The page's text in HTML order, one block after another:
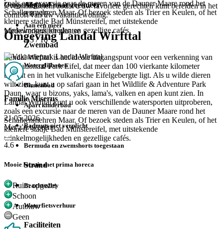
zoals een excursie naar de meren van de Dauner Maare rond het
Schalkenmehren Maar. Of bezoek steden als Trier en Keulen, of het
kleinere stadje Bad Münstereifel, met uitstekende
winkelmogelijkheden en gezellige cafés.
levensmiddelen, zodat u uw favoriete gerechten kunt bereiden in het
comfort van uw vakantiewoning.
Omgeving Landal Wirfttal
Landal Wirfttal is het ideale uitgangspunt voor een verkenning van
het Nationaal Park Eifel, dat meer dan 100 vierkante kilometer
beslaat en in het vulkanische Eifelgebergte ligt. Als u wilde dieren
wilt zien, kunt u op safari gaan in het Wildlife & Adventure Park
Daun, waar u bizons, yaks, lama's, valken en apen kunt zien. In
Landal Wirfttal kunt u ook verschillende watersporten uitproberen,
zoals een excursie naar de meren van de Dauner Maare rond het
Schalkenmehren Maar. Of bezoek steden als Trier en Keulen, of het
kleinere stadje Bad Münstereifel, met uitstekende
winkelmogelijkheden en gezellige cafés.
Afstand naar zee/meer
Aan een meer
Zwembad
Waterglijbanen
Binnenbad
Apart kinderbad
Badmuts niet verplicht
Bermuda en zwemshorts toegestaan
Strand
Beachvolley
Waterfietsverhuur
Faciliteiten
Omgeving
8.8/ 10
Medewerkers ter plaatse
8.3/ 10
Familie Miserus
21 05 2026
Met z'n tweeën
4.6
Mooie locatie met prima horeca
Ruim opgezet
Schoon
Autoluw
Geen